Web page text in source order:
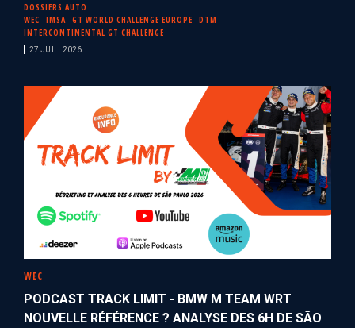
DOSSIERS AUTO
WEC
IMSA GT WORLD CHALLENGE EUROPE
DTM
INTERCONTINENTAL GT CHALLENGE
27 JUIL. 2026
WEC
PODCAST TRACK LIMIT - BMW M TEAM WRT
NOUVELLE RÉFÉRENCE ? ANALYSE DES 6H DE SÃO